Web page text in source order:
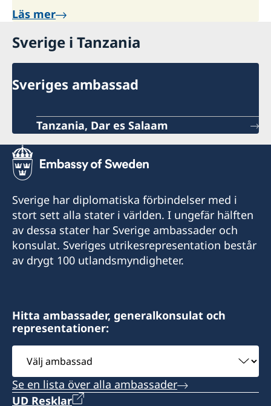
Läs mer
Sverige i Tanzania
Sveriges ambassad
Tanzania, Dar es Salaam
Sverige har diplomatiska förbindelser med i
stort sett alla stater i världen. I ungefär hälften
av dessa stater har Sverige ambassader och
konsulat. Sveriges utrikesrepresentation består
av drygt 100 utlandsmyndigheter.
Hitta ambassader, generalkonsulat och
representationer:
Välj
ambassad
Se en lista över alla ambassader
UD Resklar